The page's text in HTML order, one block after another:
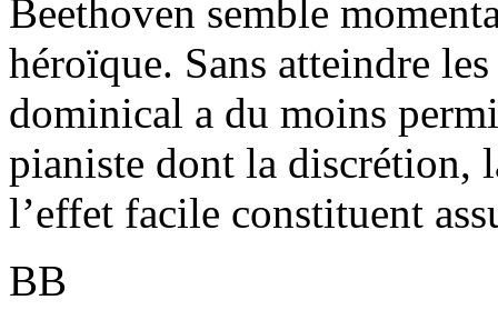
Beethoven semble
héroïque. Sans atteindre
dominical a du moins
pianiste dont la discrétion,
l’effet facile constituent
BB